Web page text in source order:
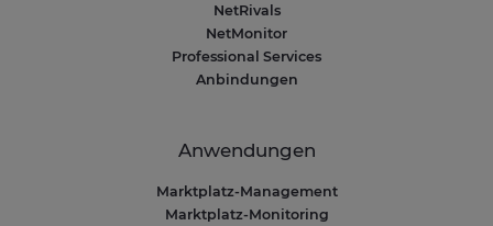
NetRivals
NetMonitor
Professional Services
Anbindungen
Anwendungen
Marktplatz-Management
Marktplatz-Monitoring